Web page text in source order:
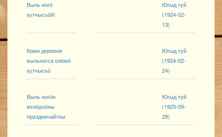
Выль ногӧ
кутчысьӧй!
Югыд туй
(1924-02-
13)
Коми деревня
выльногса олӧмӧ
кутчысьӧ
Югыд туй
(1924-02-
24)
Выль ногӧн
велӧдчӧны
праздничайтны
Югыд туй
(1925-09-
29)